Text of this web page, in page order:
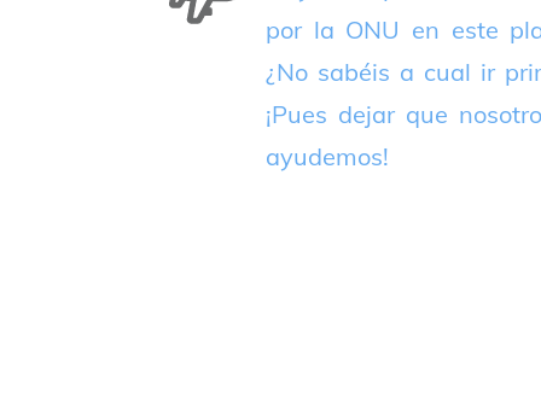
por la ONU en este
¿No sabéis a cual ir
¡Pues dejar que
ayudemos!